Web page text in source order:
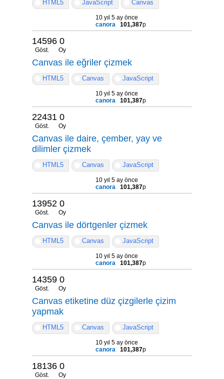
HTML5 JavaScript Canvas
10 yıl 5 ay önce
canora
101,387p
14596
Göst.
0
Oy
Canvas ile eğriler çizmek
HTML5 Canvas JavaScript
10 yıl 5 ay önce
canora
101,387p
22431
Göst.
0
Oy
Canvas ile daire, çember, yay ve
dilimler çizmek
HTML5 Canvas JavaScript
10 yıl 5 ay önce
canora
101,387p
13952
Göst.
0
Oy
Canvas ile dörtgenler çizmek
HTML5 Canvas JavaScript
10 yıl 5 ay önce
canora
101,387p
14359
Göst.
0
Oy
Canvas etiketine düz çizgilerle çizim
yapmak
HTML5 Canvas JavaScript
10 yıl 5 ay önce
canora
101,387p
18136
Göst.
0
Oy